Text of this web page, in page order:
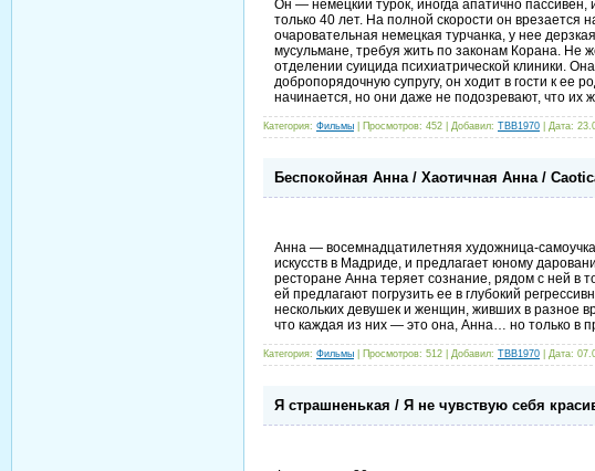
Он — немецкий турок, иногда апатично
только 40 лет. На полной скорости он
очаровательная немецкая турчанка, у нее
мусульмане, требуя жить по законам Корана. Не
отделении суицида психиатрической клиники.
добропорядочную супругу, он ходит в гости к ее
начинается, но они даже не подозревают, что их
Категория: Фильмы | Просмотров: 452 | Добавил: TBB1970 | Дата:
Беспокойная Анна / Хаотичная Анна /
Анна — восемнадцатилетняя художница-
искусств в Мадриде, и предлагает юному
ресторане Анна теряет сознание, рядом с ней в
ей предлагают погрузить ее в глубокий
нескольких девушек и женщин, живших в разное
что каждая из них — это она, Анна… но только в
Категория: Фильмы | Просмотров: 512 | Добавил: TBB1970 | Дата:
Я страшненькая / Я не чувствую себя